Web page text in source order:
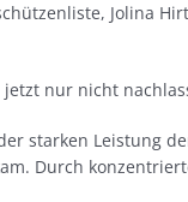
Jolina
nur nicht
starken Leistung
Durch